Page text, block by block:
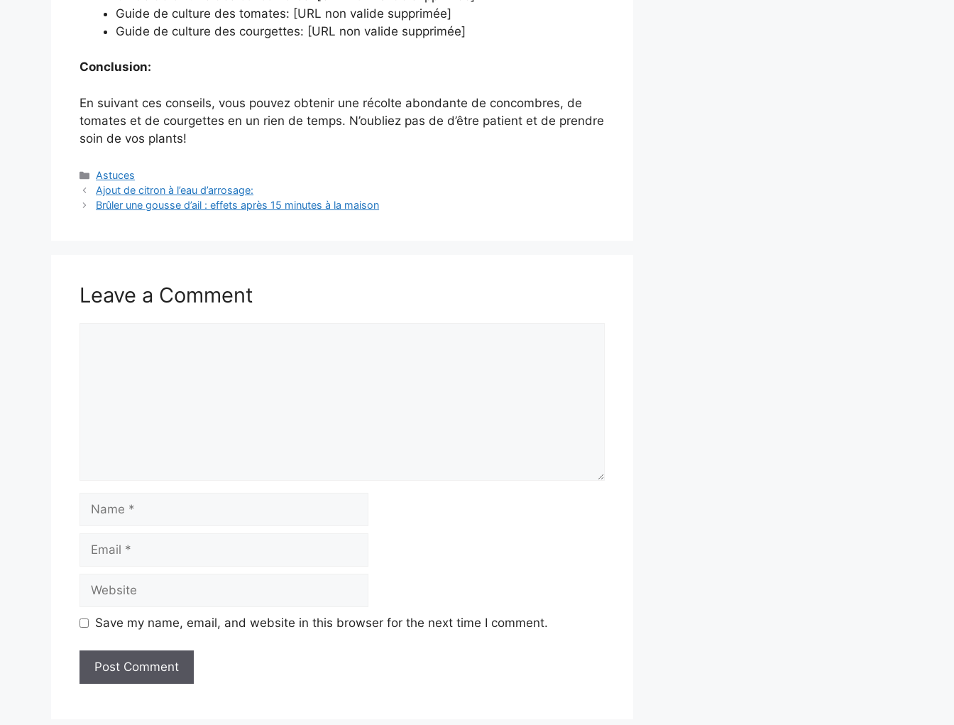
Guide de culture des tomates: [URL non valide supprimée]
Guide de culture des courgettes: [URL non valide supprimée]
Conclusion:
En suivant ces conseils, vous pouvez obtenir une récolte abondante de concombres, de
tomates et de courgettes en un rien de temps. N’oubliez pas de d’être patient et de prendre
soin de vos plants!
Categories
Astuces
Ajout de citron à l’eau d’arrosage:
Brûler une gousse d’ail : effets après 15 minutes à la maison
Leave a Comment
Name
Email
Website
Save my name, email, and website in this browser for the next time I comment.